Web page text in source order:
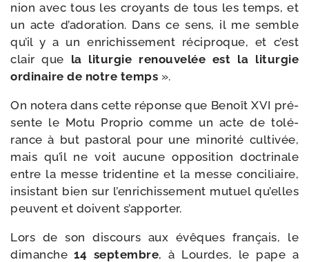
nion avec tous les croyants de tous les temps, et
un acte d’adoration. Dans ce sens, il me semble
qu’il y a un enri­chis­se­ment réci­proque, et c’est
clair que la litur­gie renou­ve­lée est la litur­gie
ordi­naire de notre temps ».
On note­ra dans cette réponse que Benoît XVI pré­
sente le Motu Proprio comme un acte de tolé­
rance à but pas­to­ral pour une mino­ri­té culti­vée,
mais qu’il ne voit aucune oppo­si­tion doc­tri­nale
entre la messe tri­den­tine et la messe conci­liaire,
insis­tant bien sur l’enrichissement mutuel qu’elles
peuvent et doivent s’apporter.
Lors de son dis­cours aux évêques fran­çais, le
dimanche14 sep­tembre, à Lourdes, le pape a